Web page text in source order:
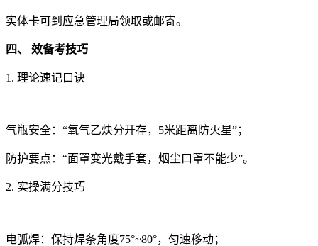
实体卡可到应急管理局领取或邮寄。
四、 效备考技巧
1. 理论速记口诀
气瓶安全：“氧气乙炔分开存，5米距离防火星”；
防护要点：“面罩变光戴手套，烟尘口罩不能少”。
2. 实操满分技巧
电弧焊：保持焊条角度75°~80°，匀速移动；